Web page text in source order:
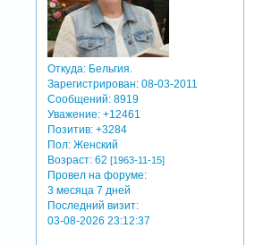
Откуда: Бельгия.
Зарегистрирован: 08-03-2011
Сообщений: 8919
Уважение: +12461
Позитив: +3284
Пол: Женский
Возраст: 62[1963-11-15]
Провел на форуме:
3 месяца 7 дней
Последний визит:
03-08-2026 23:12:37